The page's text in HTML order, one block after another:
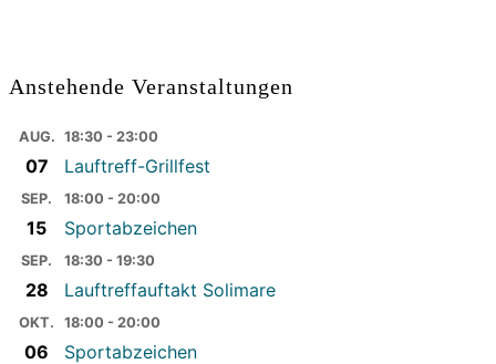
Anstehende Veranstaltungen
AUG.
07
18:30 - 23:00
Lauftreff-Grillfest
SEP.
15
18:00 - 20:00
Sportabzeichen
SEP.
28
18:30 - 19:30
Lauftreffauftakt Solimare
OKT.
06
18:00 - 20:00
Sportabzeichen